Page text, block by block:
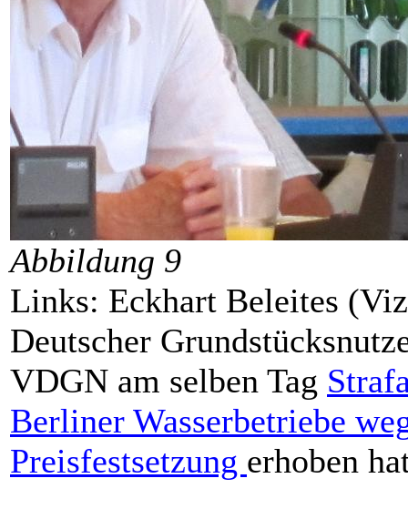
Abbildung 9
Links: Eckhart Beleites
Deutscher
VDGN am selben Tag
Berliner Wasserbetriebe
Preisfestsetzung erhoben